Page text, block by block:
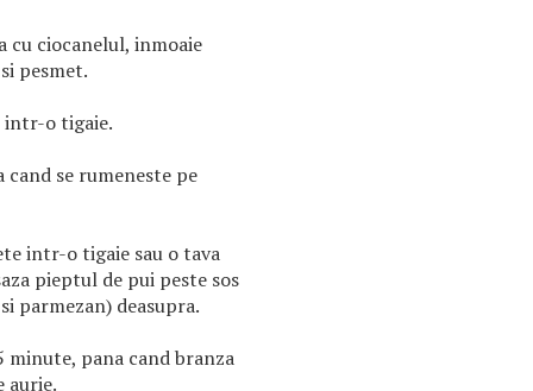
cu ciocanelul, inmoaie
pesmet.
intr-o tigaie.
se rumeneste pe
intr-o tigaie sau o tava
pieptul de pui peste sos
parmezan) deasupra.
pana cand branza
aurie.